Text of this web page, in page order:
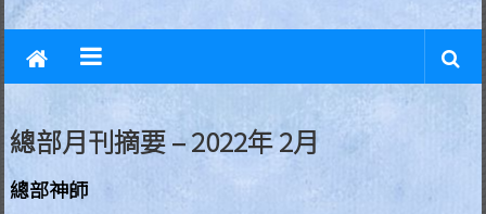
Skip
content
L
g
i
o
總部月刊摘要 – 2022年 2月
總部神師